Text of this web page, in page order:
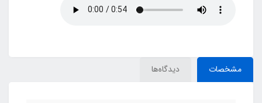
مشخصات دیدگاه‌ها